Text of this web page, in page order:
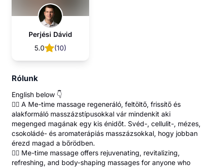
Perjési Dávid
5.0
(10)
Rólunk
English below 👇
💆‍♂️ A Me-time massage regeneráló, feltöltő, frissítő és
alakformáló masszázstípusokkal vár mindenkit aki
megenged magának egy kis énidőt. Svéd-, cellulit-, mézes,
csokoládé- és aromaterápiás masszázsokkal, hogy jobban
érezd magad a bőrödben.
💆‍♂️ Me-time massage offers rejuvenating, revitalizing,
refreshing, and body-shaping massages for anyone who